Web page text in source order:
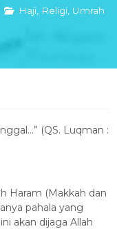
Haji, Religi, Umrah
(QS. Luqman :
Haram (Makkah dan
pahala yang
akan dijaga Allah